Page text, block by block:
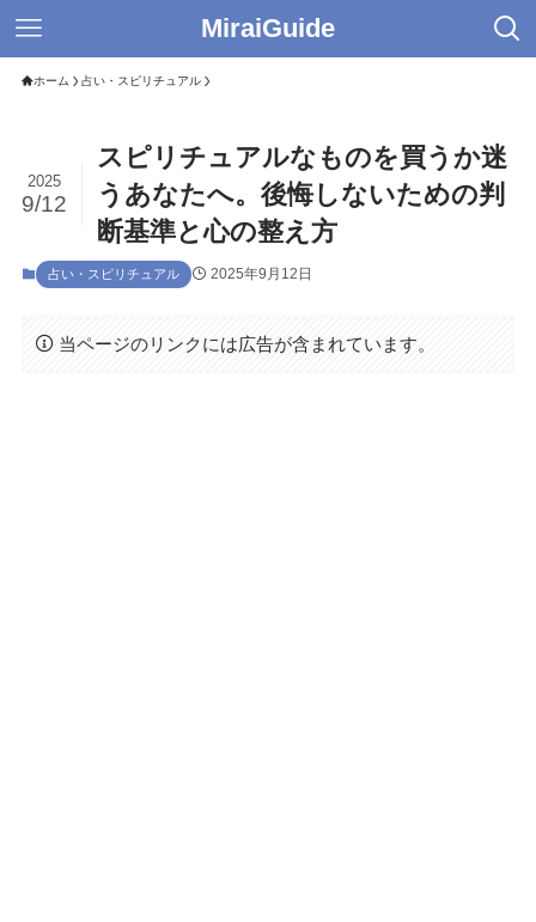
MiraiGuide
ホーム 占い・スピリチュアル
スピリチュアルなものを買うか迷
うあなたへ。後悔しないための判
断基準と心の整え方
2025
9/12
占い・スピリチュアル 2025年9月12日
当ページのリンクには広告が含まれています。